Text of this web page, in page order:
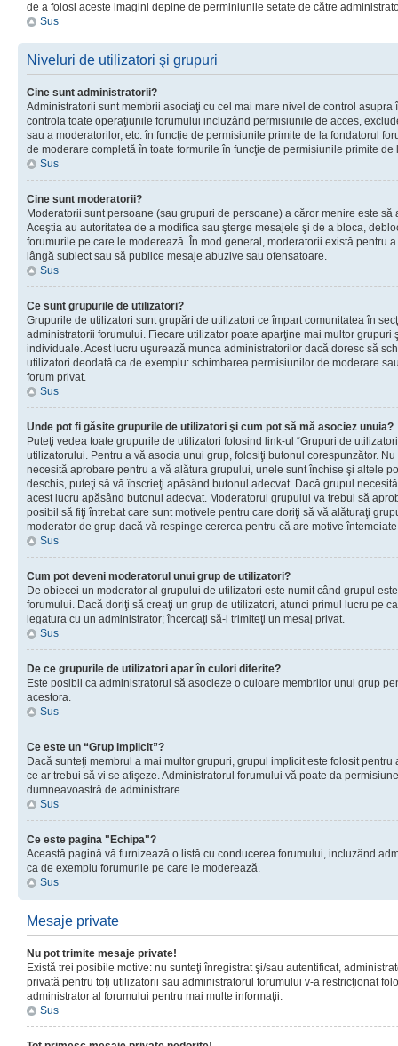
de a folosi aceste imagini depine de perminiunile setate de către
Sus
Niveluri de utilizatori şi grupuri
Cine sunt administratorii?
Administratorii sunt membrii asociaţi cu cel mai mare nivel de control asupra
controla toate operaţiunile forumului incluzând permisiunile de acces,
sau a moderatorilor, etc. în funcţie de permisiunile primite de la fondatorul
de moderare completă în toate formurile în funcţie de permisiunile primite de
Sus
Cine sunt moderatorii?
Moderatorii sunt persoane (sau grupuri de persoane) a căror menire este
Aceştia au autoritatea de a modifica sau şterge mesajele şi de a bloca,
forumurile pe care le moderează. În mod general, moderatorii există pentru
lângă subiect sau să publice mesaje abuzive sau ofensatoare.
Sus
Ce sunt grupurile de utilizatori?
Grupurile de utilizatori sunt grupări de utilizatori ce împart comunitatea în
administratorii forumului. Fiecare utilizator poate aparţine mai multor grupuri
individuale. Acest lucru uşurează munca administratorilor dacă doresc să
utilizatori deodată ca de exemplu: schimbarea permisiunilor de moderare
forum privat.
Sus
Unde pot fi găsite grupurile de utilizatori şi cum pot să mă asociez unuia?
Puteţi vedea toate grupurile de utilizatori folosind link-ul “Grupuri de
utilizatorului. Pentru a vă asocia unui grup, folosiţi butonul corespunzător.
necesită aprobare pentru a vă alătura grupului, unele sunt închise şi altele
deschis, puteţi să vă înscrieţi apăsând butonul adecvat. Dacă grupul
acest lucru apăsând butonul adecvat. Moderatorul grupului va trebui să
posibil să fiţi întrebat care sunt motivele pentru care doriţi să vă alăturaţi
moderator de grup dacă vă respinge cererea pentru că are motive
Sus
Cum pot deveni moderatorul unui grup de utilizatori?
De obiecei un moderator al grupului de utilizatori este numit când grupul
forumului. Dacă doriţi să creaţi un grup de utilizatori, atunci primul lucru pe
legatura cu un administrator; încercaţi să-i trimiteţi un mesaj privat.
Sus
De ce grupurile de utilizatori apar în culori diferite?
Este posibil ca administratorul să asocieze o culoare membrilor unui grup
acestora.
Sus
Ce este un “Grup implicit”?
Dacă sunteţi membrul a mai multor grupuri, grupul implicit este folosit
ce ar trebui să vi se afişeze. Administratorul forumului vă poate da
dumneavoastră de administrare.
Sus
Ce este pagina "Echipa"?
Această pagină vă furnizează o listă cu conducerea forumului, incluzând
ca de exemplu forumurile pe care le moderează.
Sus
Mesaje private
Nu pot trimite mesaje private!
Există trei posibile motive: nu sunteţi înregistrat şi/sau autentificat,
privată pentru toţi utilizatorii sau administratorul forumului v-a restricţionat
administrator al forumului pentru mai multe informaţii.
Sus